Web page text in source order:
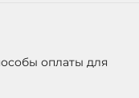
оплаты для